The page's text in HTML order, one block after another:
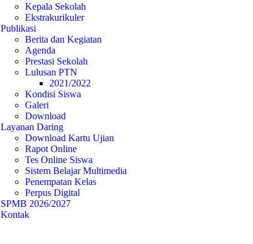
Kepala Sekolah
Ekstrakurikuler
Publikasi
Berita dan Kegiatan
Agenda
Prestasi Sekolah
Lulusan PTN
2021/2022
Kondisi Siswa
Galeri
Download
Layanan Daring
Download Kartu Ujian
Rapot Online
Tes Online Siswa
Sistem Belajar Multimedia
Penempatan Kelas
Perpus Digital
SPMB 2026/2027
Kontak